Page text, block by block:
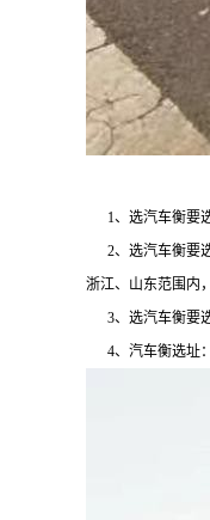
1、选汽车衡要
2、选汽车衡要
浙江、山东范围内
3、选汽车衡要
4、汽车衡选址